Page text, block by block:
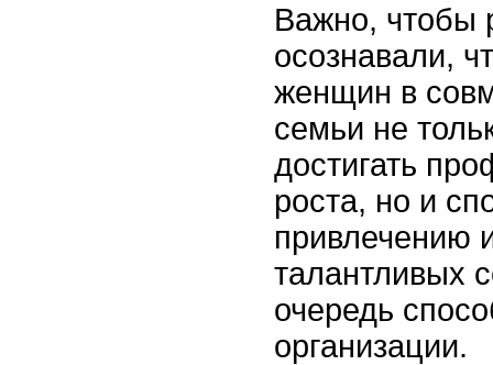
Важно, чтобы
осознавали,
женщин в
семьи не
достигать
роста, но и
привлечению
талантливых
очередь
организации.